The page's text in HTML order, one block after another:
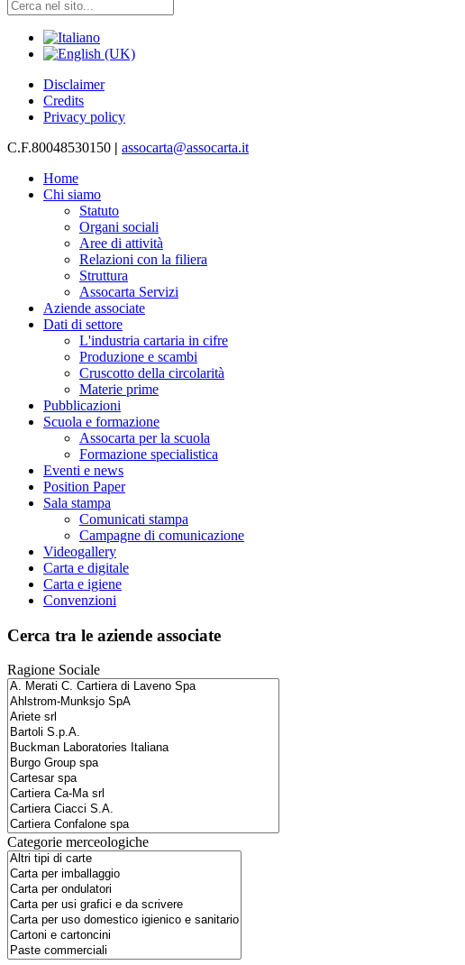
Disclaimer
Credits
Privacy policy
C.F.80048530150 | assocarta@assocarta.it
Home
Chi siamo
Statuto
Organi sociali
Aree di attività
Relazioni con la filiera
Struttura
Assocarta Servizi
Aziende associate
Dati di settore
L'industria cartaria in cifre
Produzione e scambi
Cruscotto della circolarità
Materie prime
Pubblicazioni
Scuola e formazione
Assocarta per la scuola
Formazione specialistica
Eventi e news
Position Paper
Sala stampa
Comunicati stampa
Campagne di comunicazione
Videogallery
Carta e digitale
Carta e igiene
Convenzioni
Cerca tra le aziende associate
Ragione Sociale
Categorie merceologiche